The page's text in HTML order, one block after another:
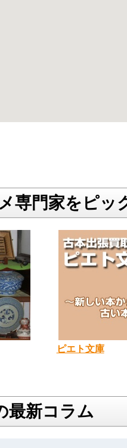
専門家をピッ
ピエト文庫
最新コラム